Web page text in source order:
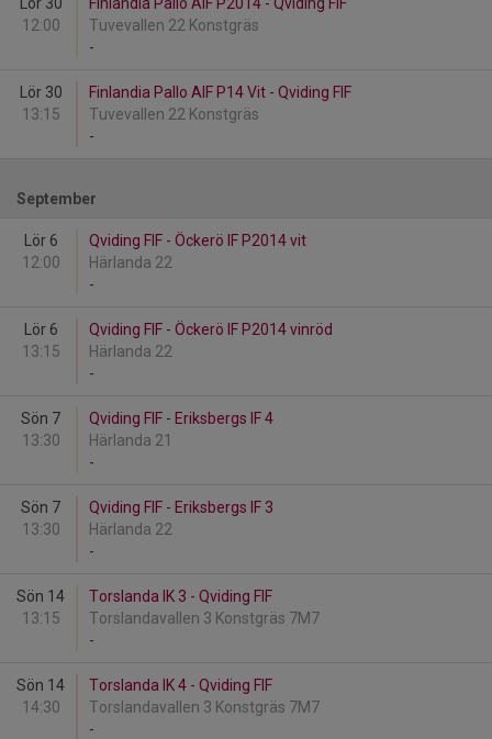
12:00
Tuvevallen 22 Konstgräs
-
Lör 30
13:15
Finlandia Pallo AIF P14 Vit - Qviding FIF
Tuvevallen 22 Konstgräs
-
September
Lör 6
12:00
Qviding FIF - Öckerö IF P2014 vit
Härlanda 22
-
Lör 6
13:15
Qviding FIF - Öckerö IF P2014 vinröd
Härlanda 22
-
Sön 7
13:30
Qviding FIF - Eriksbergs IF 4
Härlanda 21
-
Sön 7
13:30
Qviding FIF - Eriksbergs IF 3
Härlanda 22
-
Sön 14
13:15
Torslanda IK 3 - Qviding FIF
Torslandavallen 3 Konstgräs 7M7
-
Sön 14
14:30
Torslanda IK 4 - Qviding FIF
Torslandavallen 3 Konstgräs 7M7
-